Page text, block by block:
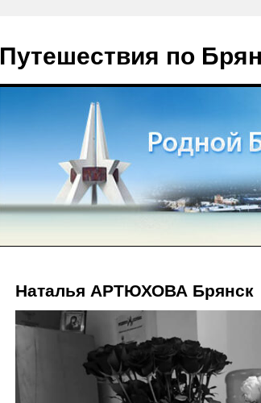
Путешествия по
Наталья АРТЮХОВА Брянск